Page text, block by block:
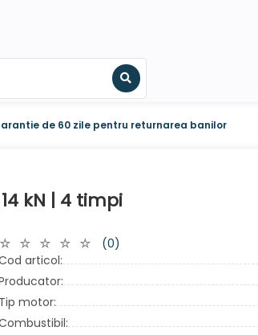
Search
de 60 zile pentru returnarea banilor
kN | 4 timpi
(0)
articol:
Tip motor: